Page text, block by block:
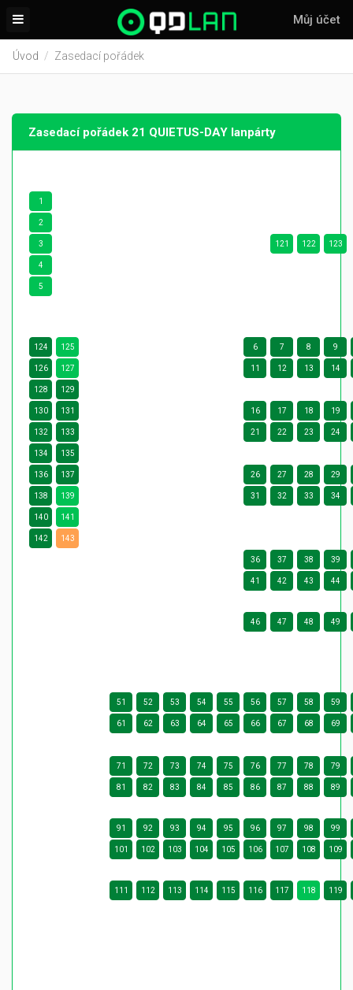
Můj účet
Úvod Zasedací pořádek
Zasedací pořádek 21 QUIETUS-DAY lanpárty
1
2
3 121 122 123
4
5
124 125 6 7 8 9
126 127 11 12 13 14
128 129
130 131 16 17 18 19
132 133 21 22 23 24
134 135
136 137 26 27 28 29
138 139 31 32 33 34
140 141
142 143
36 37 38 39
41 42 43 44
46 47 48 49
51 52 53 54 55 56 57 58 59
61 62 63 64 65 66 67 68 69
71 72 73 74 75 76 77 78 79
81 82 83 84 85 86 87 88 89
91 92 93 94 95 96 97 98 99
101 102 103 104 105 106 107 108 109
111 112 113 114 115 116 117 118 119